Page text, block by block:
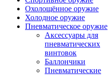
Охолощённое оружие
Холодное оружие
Пневматическое оружие
Аксессуары для
пневматических
винтовок
Баллончики
Пневматические